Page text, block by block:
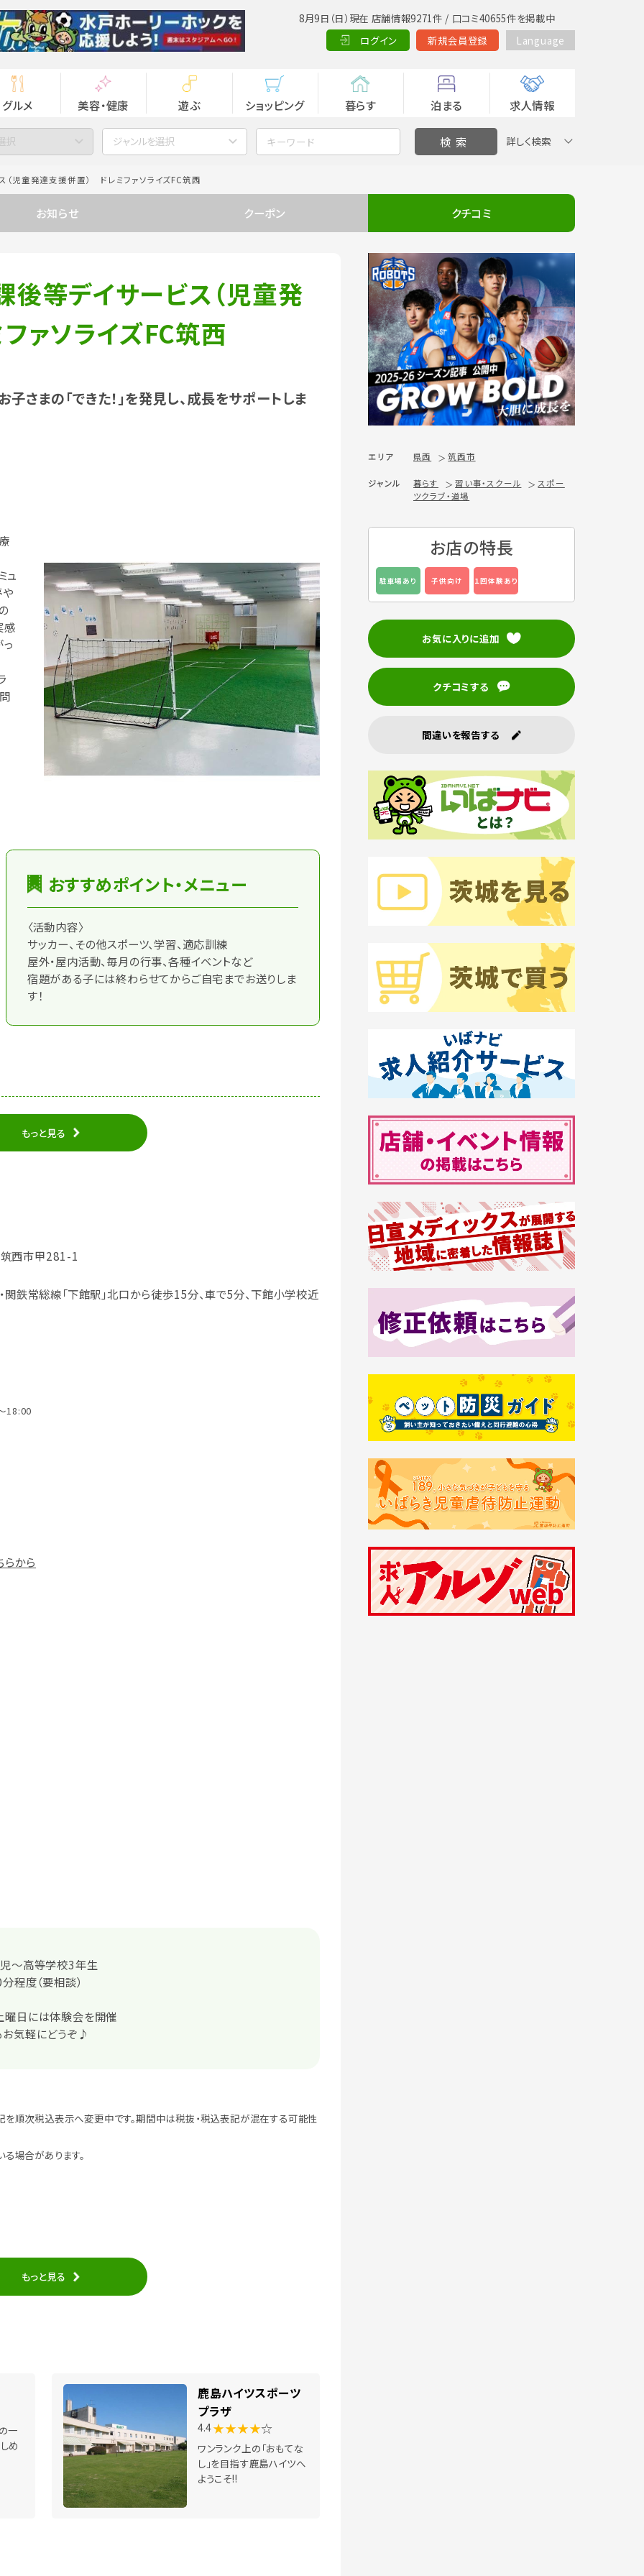
8月9日（日）現在 店舗情報9271件 / 口コミ40655件を掲載中
ログイン
新規会員登録 Language
グルメ 美容・健康 遊ぶ ショッピング 暮らす 泊まる 求人情報
択 ジャンルを選択 詳しく検索
児童発達支援併置） ドレミファソライズFC筑西
お知らせ クーポン クチコミ
等デイサービス（児童発
ァソライズFC筑西
さまの「できた！」を発見し、成長をサポートしま
ュ
や
感
おすすめポイント・メニュー
〈活動内容〉
サッカー、その他スポーツ、学習、適応訓練
屋外・屋内活動、毎月の行事、各種イベントなど
宿題がある子には終わらせてからご自宅までお送りしま
す！
もっと見る
西市甲281-1
関鉄常総線「下館駅」北口から徒歩15分、車で5分、下館小学校近
18:00
から
～高等学校3年生
程度（要相談）
曜日には体験会を開催
気軽にどうぞ♪
順次税込表示へ変更中です。期間中は税抜・税込表記が混在する可能性
場合があります。
もっと見る
一
め
鹿島ハイツスポーツ
プラザ
4.4★★★★☆
ワンランク上の「おもてな
し」を目指す鹿島ハイツへ
ようこそ!!
エリア 県西 筑西市
ジャンル 暮らす 習い事・スクール
スポー
ツクラブ・道場
お店の特長
駐車場あり 子供向け １回体験あり
お気に入りに追加
クチコミする
間違いを報告する